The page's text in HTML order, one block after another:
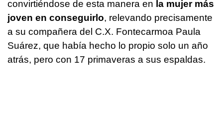
convirtiéndose de esta manera en la mujer más
joven en conseguirlo, relevando precisamente
a su compañera del C.X. Fontecarmoa Paula
Suárez, que había hecho lo propio solo un año
atrás, pero con 17 primaveras a sus espaldas.